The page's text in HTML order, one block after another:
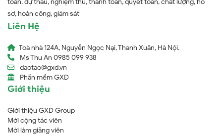
sơ, hoàn công, giám sát
Liên Hệ
Toà nhà 124A, Nguyễn Ngọc Nại, Thanh Xuân, Hà Nội.
Ms Thu An 0985 099 938
daotao@gxd.vn
Phần mềm GXD
Giới thiệu
Giới thiệu GXD Group
Mời cộng tác viên
Mời làm giảng viên